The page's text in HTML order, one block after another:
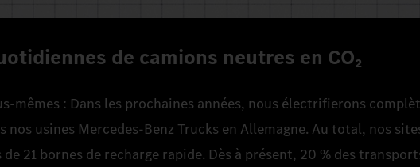
de camions neutres en CO₂
mêmes : Dans les prochaines années, nous électrifierons
usines Mercedes-Benz Trucks en Allemagne. Au total, nos
21 bornes de recharge rapide. Dès à présent, 20 % des